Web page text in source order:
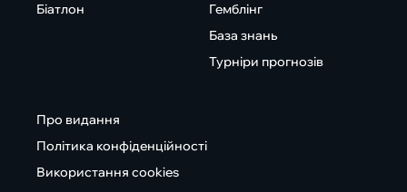
Біатлон
Гемблінг
База знань
Турніри прогнозів
Про видання
Політика конфіденційності
Використання cookies